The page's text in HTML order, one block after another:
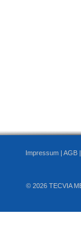
Impressum | AGB
© 2026 TECVIA